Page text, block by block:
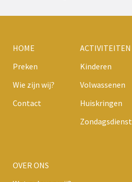
HOME
Preken
Wie zijn wij?
Contact
ACTIVITEITEN
Kinderen
Volwassenen
Huiskringen
Zondagsdienst
OVER ONS